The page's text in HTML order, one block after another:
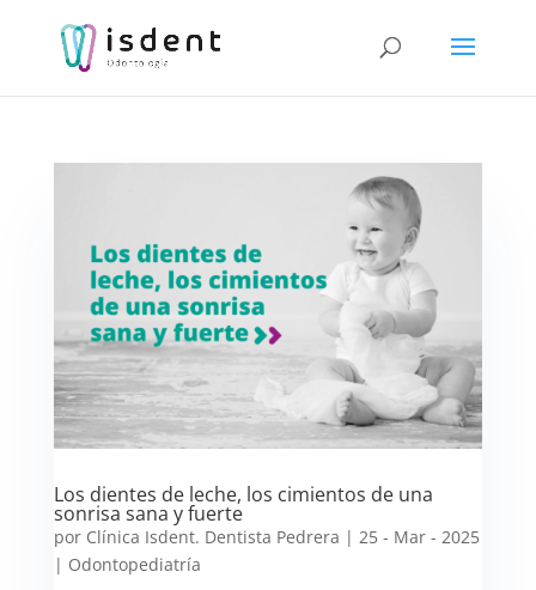
Los dientes de leche, los cimientos de una
sonrisa sana y fuerte
por Clínica Isdent. Dentista Pedrera | 25 - Mar - 2025
| Odontopediatría